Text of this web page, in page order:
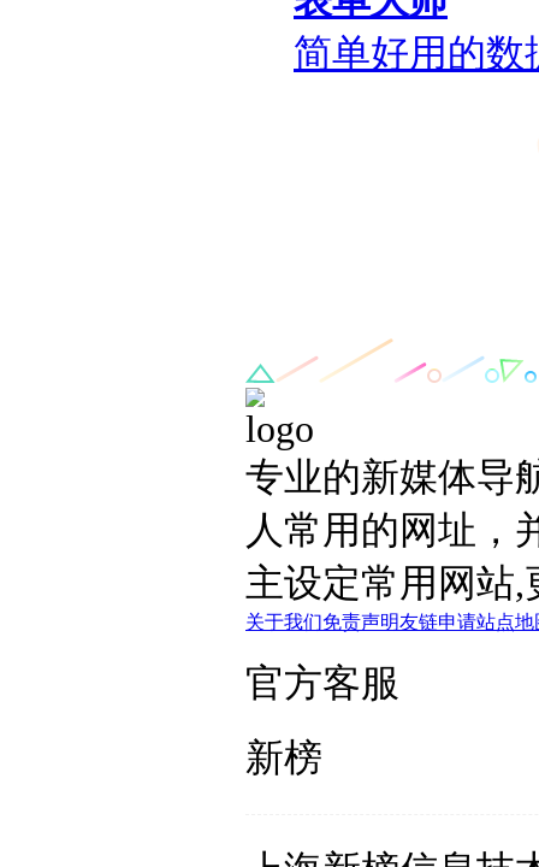
简单好用的数
专业的新媒体导
人常用的网址，
主设定常用网站
关于我们免责声明友链申请站点地
官方客服
新榜